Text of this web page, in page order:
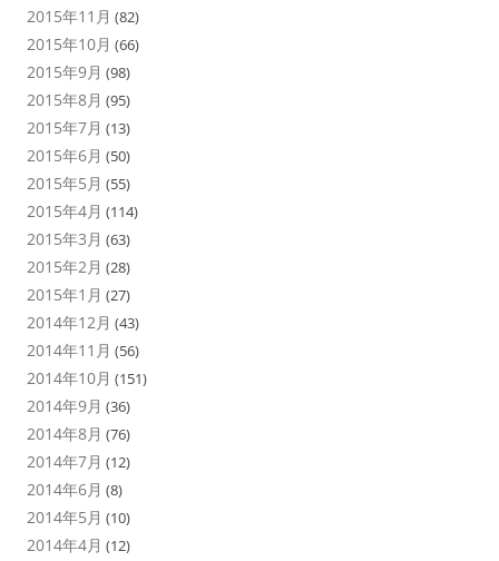
2015年11月 (82)
2015年10月 (66)
2015年9月 (98)
2015年8月 (95)
2015年7月 (13)
2015年6月 (50)
2015年5月 (55)
2015年4月 (114)
2015年3月 (63)
2015年2月 (28)
2015年1月 (27)
2014年12月 (43)
2014年11月 (56)
2014年10月 (151)
2014年9月 (36)
2014年8月 (76)
2014年7月 (12)
2014年6月 (8)
2014年5月 (10)
2014年4月 (12)